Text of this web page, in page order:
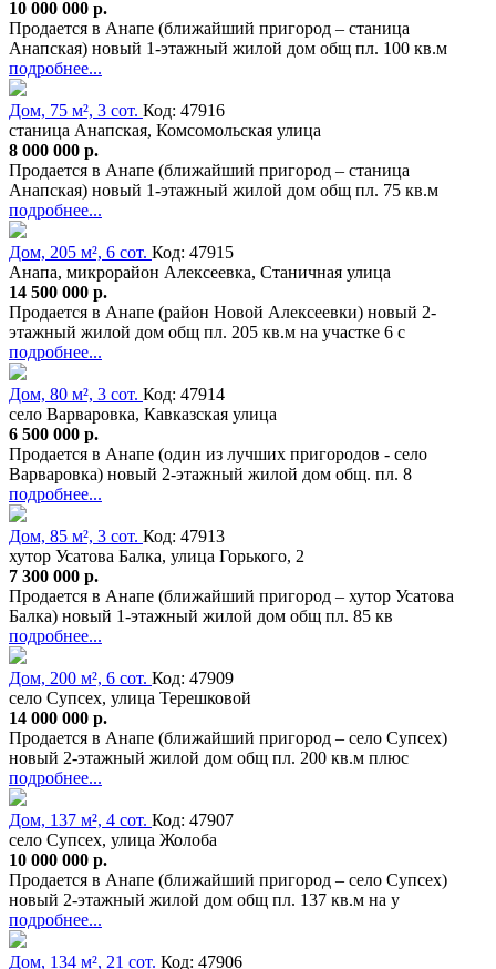
10 000 000 р.
Продается в Анапе (ближайший пригород – станица
Анапская) новый 1-этажный жилой дом общ пл. 100 кв.м
подробнее...
Дом, 75 м², 3 сот. Код: 47916
станица Анапская, Комсомольская улица
8 000 000 р.
Продается в Анапе (ближайший пригород – станица
Анапская) новый 1-этажный жилой дом общ пл. 75 кв.м
подробнее...
Дом, 205 м², 6 сот. Код: 47915
Анапа, микрорайон Алексеевка, Станичная улица
14 500 000 р.
Продается в Анапе (район Новой Алексеевки) новый 2-
этажный жилой дом общ пл. 205 кв.м на участке 6 с
подробнее...
Дом, 80 м², 3 сот. Код: 47914
село Варваровка, Кавказская улица
6 500 000 р.
Продается в Анапе (один из лучших пригородов - село
Варваровка) новый 2-этажный жилой дом общ. пл. 8
подробнее...
Дом, 85 м², 3 сот. Код: 47913
хутор Усатова Балка, улица Горького, 2
7 300 000 р.
Продается в Анапе (ближайший пригород – хутор Усатова
Балка) новый 1-этажный жилой дом общ пл. 85 кв
подробнее...
Дом, 200 м², 6 сот. Код: 47909
село Супсех, улица Терешковой
14 000 000 р.
Продается в Анапе (ближайший пригород – село Супсех)
новый 2-этажный жилой дом общ пл. 200 кв.м плюс
подробнее...
Дом, 137 м², 4 сот. Код: 47907
село Супсех, улица Жолоба
10 000 000 р.
Продается в Анапе (ближайший пригород – село Супсех)
новый 2-этажный жилой дом общ пл. 137 кв.м на у
подробнее...
Дом, 134 м², 21 сот. Код: 47906